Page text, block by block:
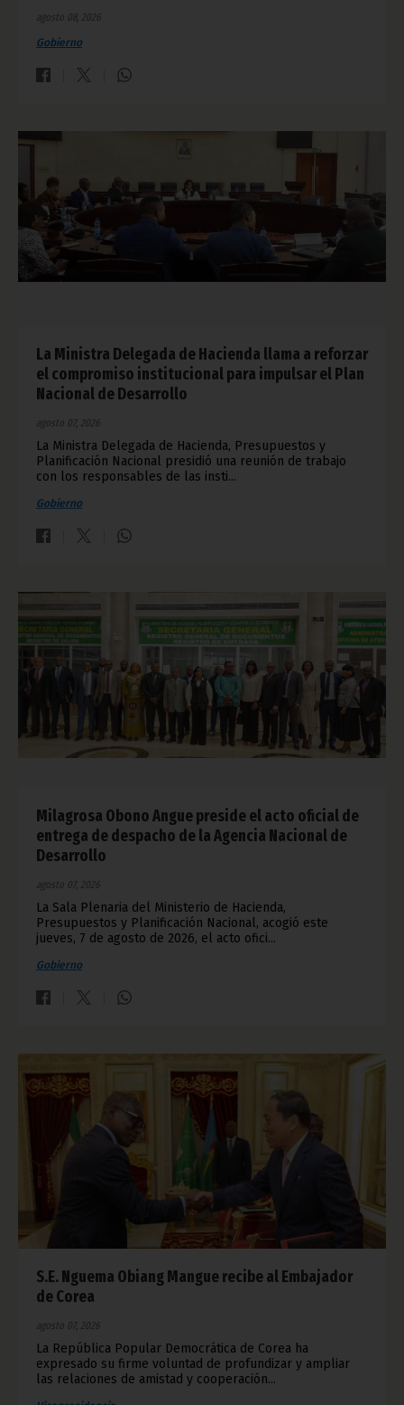
agosto 08, 2026
Gobierno
La Ministra Delegada de Hacienda llama a reforzar
el compromiso institucional para impulsar el Plan
Nacional de Desarrollo
agosto 07, 2026
La Ministra Delegada de Hacienda, Presupuestos y
Planificación Nacional presidió una reunión de trabajo
con los responsables de las insti...
Gobierno
Milagrosa Obono Angue preside el acto oficial de
entrega de despacho de la Agencia Nacional de
Desarrollo
agosto 07, 2026
La Sala Plenaria del Ministerio de Hacienda,
Presupuestos y Planificación Nacional, acogió este
jueves, 7 de agosto de 2026, el acto ofici...
Gobierno
S.E. Nguema Obiang Mangue recibe al Embajador
de Corea
agosto 07, 2026
La República Popular Democrática de Corea ha
expresado su firme voluntad de profundizar y ampliar
las relaciones de amistad y cooperación...